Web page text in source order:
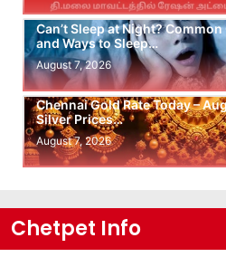
Can’t Sleep at Night?
and Ways to Sleep…
August 7, 2026
Chennai Gold Rate Today –
Silver Prices…
August 7, 2026
Chetpet Info